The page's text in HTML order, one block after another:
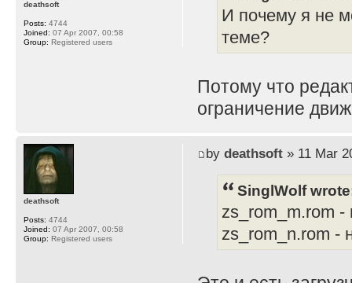
И почему я не
теме?
Потому что
ограничение
deathsoft
Posts: 4744
Joined: 07 Apr 2007, 00:58
Group: Registered users
by deathsoft» 11 Mar
SinglWolf
zs_rom_m.rom
zs_rom_n.rom -
deathsoft
Posts: 4744
Joined: 07 Apr 2007, 00:58
Group: Registered users